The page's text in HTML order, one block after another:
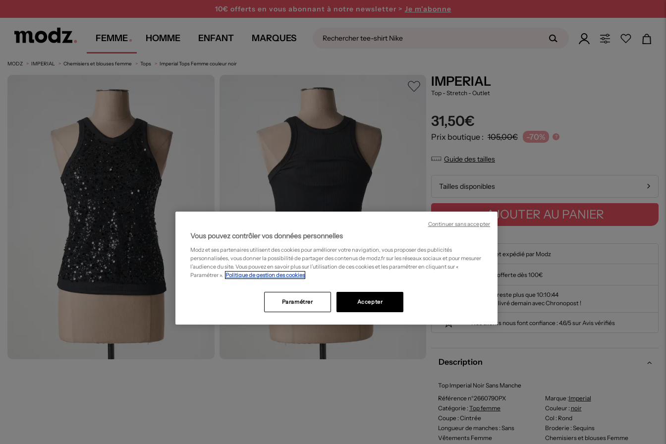
10€ offerts en vous abonnant à notre newsletter > Je m'abonne
FEMME HOMME ENFANT MARQUES
MODZ IMPERIAL Chemisiers et blouses femme Tops Imperial Tops Femme couleur noir
IMPERIAL
Top - Stretch - Outlet
31,50€
Prix boutique : 105,00€ -70% ?
Guide des tailles
Tailles disponibles
AJOUTER AU PANIER
En stock et expédié par Modz
Livraison offerte dès 100€
Il ne vous reste plus que10:10:42
pour être livré demain avec Chronopost !
Nos clients nous font confiance : 4.6/5 sur Avis vérifiés
Description
Top Imperial Noir Sans Manche
Référence n°2660790PX
Marque :Imperial
Catégorie : Top femme Couleur : noir
Coupe : Cintrée Col : Rond
Longueur de manches : Sans Broderie: Sequins
Vêtements Femme
Chemisiers et blouses Femme
Vous pouvez contrôler vos données personnelles
Modz et ses partenaires utilisent des cookies pour améliorer votre navigation, vous proposer des publicités
personnalisées, vous donner la possibilité de partager des contenus de modz.fr sur les réseaux sociaux et pour mesurer
l’audience du site. Vous pouvez en savoir plus sur l’utilisation de ces cookies et les paramétrer en cliquant sur «
Paramétrer ». Politique de gestion des cookies
Accepter
Paramétrer
Continuer sans accepter